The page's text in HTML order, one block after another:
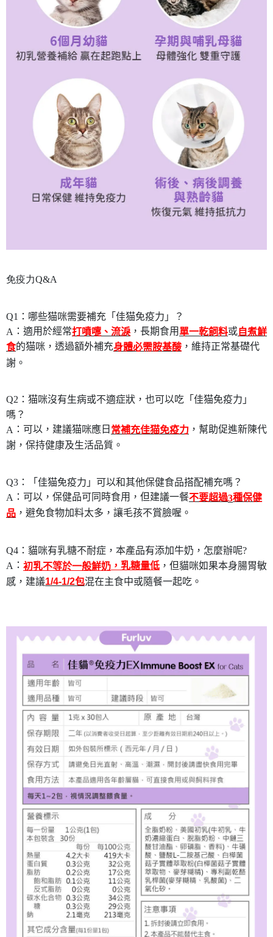
免疫力Q&A
Q1 ：哪些猫咪需要補充「佳猫免疫力」？
A ：適用於經常打噴嚏、流淚 ，長期食用 單一乾飼料或自煮鮮
食的猫咪，透過額外補充身體必需胺基酸 ，維持正常基礎代
謝。
Q2 ：猫咪沒有生病或不適症狀，也可以吃「佳猫免疫力」
嗎？
A ：可以，建議猫咪應日 常補充佳猫免疫力 ，幫助促進新陳代
謝，保持健康及生活品質。
Q3 ：「佳猫免疫力」可以和其他保健食品搭配補充嗎？
A ：可以，保健品可同時食用，但建議一餐不要超過3種保健
品 ，避免食物加料太多，讓毛孩不賞臉喔。
Q4：貓咪有乳糖不耐症，本產品有添加牛奶，怎麼辦呢?
A ： 初乳不等於一般鮮奶 ，乳糖量低 ，但貓咪如果本身腸胃敏
感，建議1/4-1/2包混在主食中或隨餐一起吃。